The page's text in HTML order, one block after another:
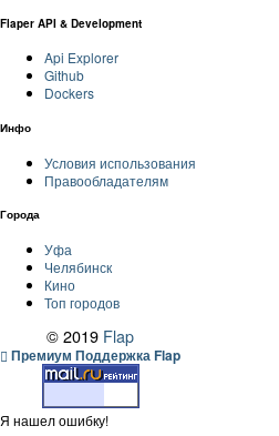
Flaper API & Development
Api Explorer
Github
Dockers
Инфо
Условия использования
Правообладателям
Города
Уфа
Челябинск
Кино
Топ городов
© 2019 Flap
Премиум Поддержка Flap
Я нашел ошибку!